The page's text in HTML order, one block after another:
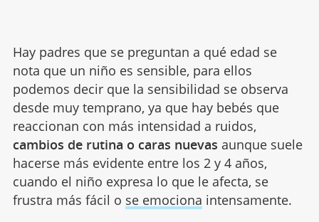
Hay padres que se preguntan a qué edad se
nota que un niño es sensible, para ellos
podemos decir que la sensibilidad se observa
desde muy temprano, ya que hay bebés que
reaccionan con más intensidad a ruidos,
cambios de rutina o caras nuevas aunque suele
hacerse más evidente entre los 2 y 4 años,
cuando el niño expresa lo que le afecta, se
frustra más fácil o se emociona intensamente.